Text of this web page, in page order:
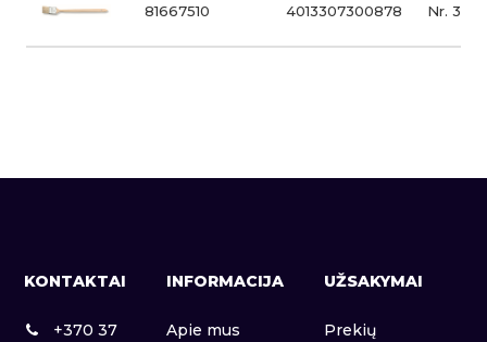
81667510 4013307300878 Nr. 3
KONTAKTAI
+370 37
INFORMACIJA
Apie mus
UŽSAKYMAI
Prekių